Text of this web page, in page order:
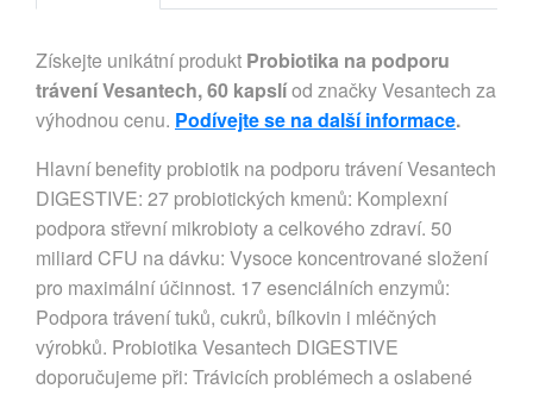
Získejte unikátní produkt Probiotika na podporu
trávení Vesantech, 60 kapslíod značky Vesantech za
výhodnou cenu. Podívejte se na další informace.
Hlavní benefity probiotik na podporu trávení Vesantech
DIGESTIVE: 27 probiotických kmenů: Komplexní
podpora střevní mikrobioty a celkového zdraví. 50
miliard CFU na dávku: Vysoce koncentrované složení
pro maximální účinnost. 17 esenciálních enzymů:
Podpora trávení tuků, cukrů, bílkovin i mléčných
výrobků. Probiotika Vesantech DIGESTIVE
doporučujeme při: Trávicích problémech a oslabené